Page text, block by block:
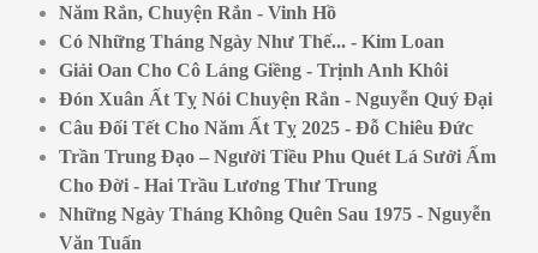
Năm Rắn, Chuyện Rắn - Vinh Hồ
Có Những Tháng Ngày Như Thế... - Kim Loan
Giải Oan Cho Cô Láng Giềng - Trịnh Anh Khôi
Đón Xuân Ất Tỵ Nói Chuyện Rắn - Nguyễn Quý Đại
Câu Đối Tết Cho Năm Ất Tỵ 2025 - Đỗ Chiêu Đức
Trần Trung Đạo – Người Tiều Phu Quét Lá Sưởi Ấm
Cho Đời - Hai Trầu Lương Thư Trung
Những Ngày Tháng Không Quên Sau 1975 - Nguyễn
Văn Tuấn